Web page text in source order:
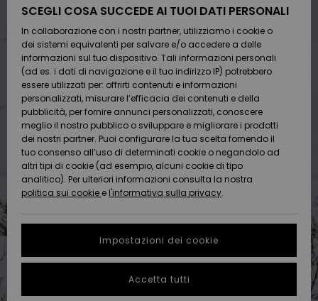
Calzature
e
infradito
Surf /
Acqua
Snow
Scoprire
Calzature
e
infradito
Surf /
Acqua
Neve
Scoprire
Da
Scoprire
Snow
SURF
Highlights
Comunità
SNOW
Shop
Snow
Shop
Donna
Da
Scoprire
OUTLET
Outlet
Donna
AIUTO &
CONTATTI
Pagamento
Buono regalo
Quiksilver
Freedom
Protezione
dei dati
Guida alle
conversazione
per ottenere
APP
SCEGLI COSA SUCCEDE AI TUOI DATI PERSONALI
In collaborazione con i nostri partner, utilizziamo i cookie o
dei sistemi equivalenti per salvare e/o accedere a delle
informazioni sul tuo dispositivo. Tali informazioni personali
(ad es. i dati di navigazione e il tuo indirizzo IP) potrebbero
essere utilizzati per: offrirti contenuti e informazioni
personalizzati, misurare l’efficacia dei contenuti e della
pubblicità, per fornire annunci personalizzati, conoscere
meglio il nostro pubblico o sviluppare e migliorare i prodotti
dei nostri partner. Puoi configurare la tua scelta fornendo il
tuo consenso all’uso di determinati cookie o negandolo ad
altri tipi di cookie (ad esempio, alcuni cookie di tipo
analitico). Per ulteriori informazioni consulta la nostra
politica sui cookie e l'informativa sulla privacy.
Impostazioni dei cookie
Accetta tutti